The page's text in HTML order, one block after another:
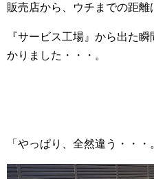
販売店から、ウチまでの距離
『サービス工場』から出た
かりました・・・。
「やっぱり、全然違う・・・